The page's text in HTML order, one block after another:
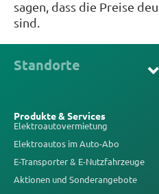
sagen, dass die Preise
sind.
Standorte
Produkte & Services
Elektroautovermietung
Elektroautos im Auto-Abo
E-Transporter & E-Nutzfahrzeuge
Aktionen und Sonderangebote